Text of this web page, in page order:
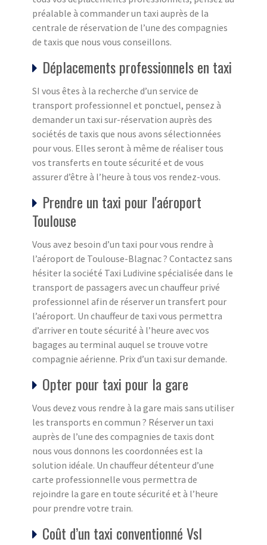
préalable à commander un taxi auprès de la
centrale de réservation de l’une des compagnies
de taxis que nous vous conseillons.
Déplacements professionnels en taxi
SI vous êtes à la recherche d’un service de
transport professionnel et ponctuel, pensez à
demander un taxi sur-réservation auprès des
sociétés de taxis que nous avons sélectionnées
pour vous. Elles seront à même de réaliser tous
vos transferts en toute sécurité et de vous
assurer d’être à l’heure à tous vos rendez-vous.
Prendre un taxi pour l'aéroport
Toulouse
Vous avez besoin d’un taxi pour vous rendre à
l’aéroport de Toulouse-Blagnac ? Contactez sans
hésiter la société Taxi Ludivine spécialisée dans le
transport de passagers avec un chauffeur privé
professionnel afin de réserver un transfert pour
l’aéroport. Un chauffeur de taxi vous permettra
d’arriver en toute sécurité à l’heure avec vos
bagages au terminal auquel se trouve votre
compagnie aérienne. Prix d’un taxi sur demande.
Opter pour taxi pour la gare
Vous devez vous rendre à la gare mais sans utiliser
les transports en commun ? Réserver un taxi
auprès de l’une des compagnies de taxis dont
nous vous donnons les coordonnées est la
solution idéale. Un chauffeur détenteur d’une
carte professionnelle vous permettra de
rejoindre la gare en toute sécurité et à l’heure
pour prendre votre train.
Coût d’un taxi conventionné Vsl